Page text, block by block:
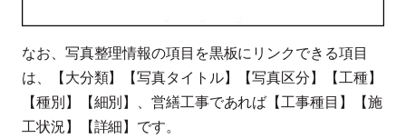
なお、写真整理情報の項目を黒板にリンクできる項目
は、【大分類】【写真タイトル】【写真区分】【工種】
【種別】【細別】、営繕工事であれば【工事種目】【施
工状況】【詳細】です。